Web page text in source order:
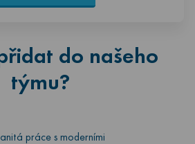
do našeho
týmu?
práce s moderními